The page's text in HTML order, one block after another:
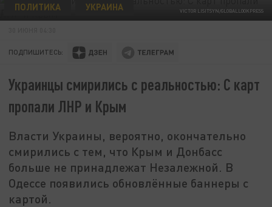
VICTOR LISITSYN/GLOBALLOOKPRESS
ПОЛИТИКА УКРАИНА
ПОДПИШИТЕСЬ:
Украинцы смирились с реальностью: С карт
пропали ЛНР и Крым
Власти Украины, вероятно, окончательно
смирились с тем, что Крым и Донбасс
больше не принадлежат Незалежной. В
Одессе появились обновлённые баннеры с
картой.